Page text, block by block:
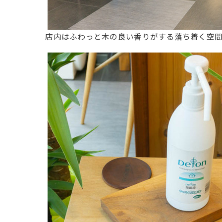
店内はふわっと木の良い香りがする落ち着く空